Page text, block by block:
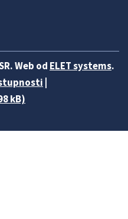
Web od ELET systems.
kB)